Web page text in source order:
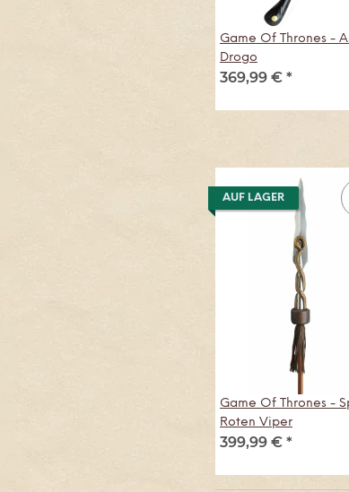
Game Of Thrones -
Drogo
369,99 € *
AUF LAGER
Game Of Thrones -
Roten Viper
399,99 € *